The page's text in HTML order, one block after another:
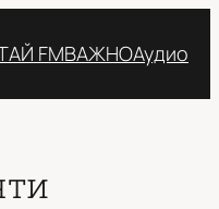
FMВАЖНОАудио